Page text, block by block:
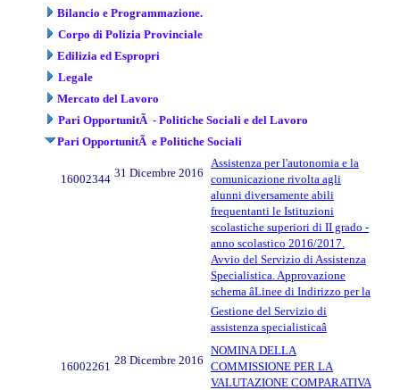
Bilancio e Programmazione.
Corpo di Polizia Provinciale
Edilizia ed Espropri
Legale
Mercato del Lavoro
Pari OpportunitÃ - Politiche Sociali e del Lavoro
Pari OpportunitÃ e Politiche Sociali
16002344 31 Dicembre 2016
Assistenza per l'autonomia e la
comunicazione rivolta agli
alunni diversamente abili
frequentanti le Istituzioni
scolastiche superiori di II grado -
anno scolastico 2016/2017.
Avvio del Servizio di Assistenza
Specialistica. Approvazione
schema âLinee di Indirizzo per la
Gestione del Servizio di
assistenza specialisticaâ
16002261 28 Dicembre 2016
NOMINA DELLA
COMMISSIONE PER LA
VALUTAZIONE COMPARATIVA